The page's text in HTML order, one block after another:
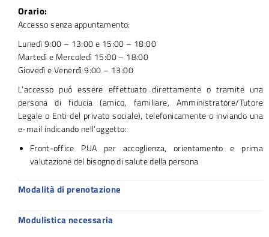
Orario:
Accesso senza appuntamento:
Lunedì 9:00 – 13:00 e 15:00 – 18:00
Martedì e Mercoledì 15:00 – 18:00
Giovedì e Venerdì 9:00 – 13:00
L’accesso può essere effettuato direttamente o tramite una
persona di fiducia (amico, familiare, Amministratore/Tutore
Legale o Enti del privato sociale), telefonicamente o inviando una
e-mail indicando nell’oggetto:
Front-office PUA per accoglienza, orientamento e prima
valutazione del bisogno di salute della persona
Modalità di prenotazione
Modulistica necessaria